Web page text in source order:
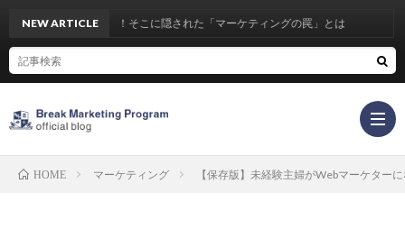
NEW ARTICLE
高すぎる…！そこに隠された「マーケティングの罠」とは
HOME マーケティング 【保存版】未経験主婦がWebマーケター